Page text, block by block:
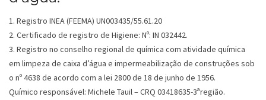
1. Registro INEA (FEEMA) UN003435/55.61.20
2. Certificado de registro de Higiene: Nº: IN 032442.
3. Registro no conselho regional de química com atividade química
em limpeza de caixa d’água e impermeabilização de construções sob
o nº 4638 de acordo com a lei 2800 de 18 de junho de 1956.
Químico responsável: Michele Tauil – CRQ 03418635-3ªregião.